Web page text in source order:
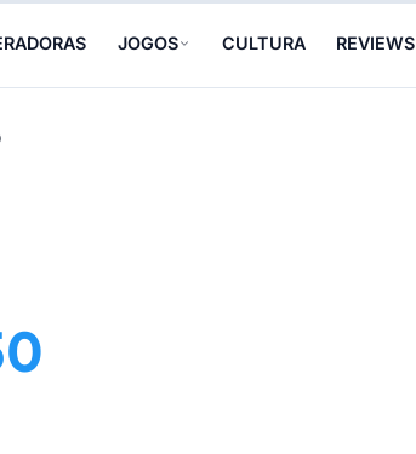
JOGOS CULTURA REVIEWS